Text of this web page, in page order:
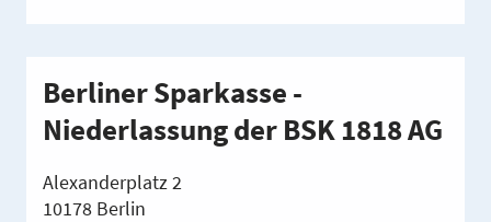
Berliner Sparkasse -
Niederlassung der BSK 1818 AG
Alexanderplatz 2
10178 Berlin